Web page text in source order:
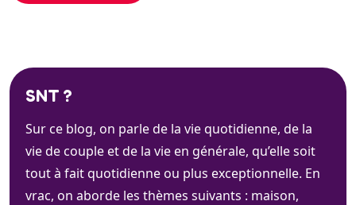
SNT ?
Sur ce blog, on parle de la vie quotidienne, de la
vie de couple et de la vie en générale, qu’elle soit
tout à fait quotidienne ou plus exceptionnelle. En
vrac, on aborde les thèmes suivants : maison,